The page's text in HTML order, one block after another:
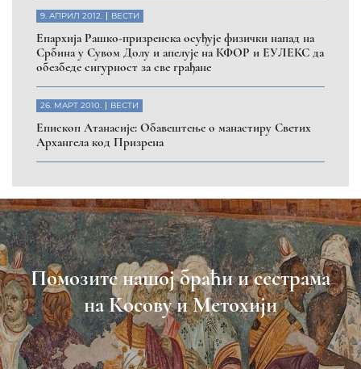
9. АПРИЛ 2012. ВЕСТИ
Eпархија Рашко-призренска осуђује физички напад на
Србина у Сувом Долу и апелује на КФОР и ЕУЛЕКС да
обезбеде сигурност за све грађане
26. МАРТ 2010. ВЕСТИ
Eпископ Атанасије: Обавештење о манастиру Светих
Архангела код Призрена
Помозите нашој браћи и сестрама
на Косову и Метохији